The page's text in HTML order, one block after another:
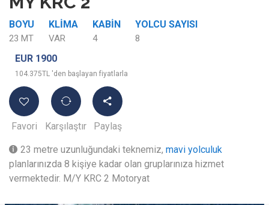
BOYU
23 MT
KLIMA
VAR
KABIN
4
YOLCU SAYISI
8
EUR 1900
104.375TL 'den başlayan fiyatlarla
Favori Karşılaştır Paylaş
23 metre uzunluğundaki teknemiz, mavi yolculuk
planlarınızda 8 kişiye kadar olan gruplarınıza hizmet
vermektedir. M/Y KRC 2 Motoryat